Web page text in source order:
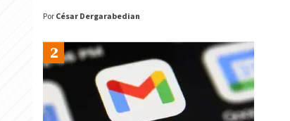
Por César Dergarabedian